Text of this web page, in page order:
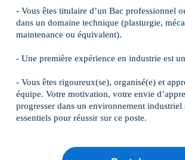
- Vous êtes titulaire d’un Bac professionnel
dans un domaine technique (plasturgie,
maintenance ou équivalent).
- Une première expérience en industrie est
- Vous êtes rigoureux(se), organisé(e) et
équipe. Votre motivation, votre envie
progresser dans un environnement industriel
essentiels pour réussir sur ce poste.